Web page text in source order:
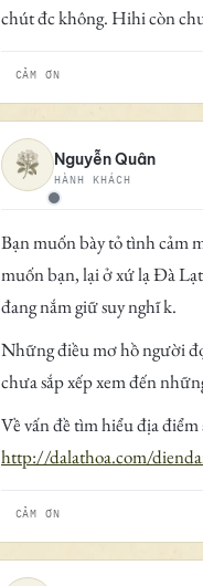
chút đc không. Hihi còn
CẢM ƠN
Ngoại tuyến
Nguyễn Quân
HÀNH KHÁCH
Bạn muốn bày tỏ tình cảm
muốn bạn, lại ở xứ lạ Đà
đang nắm giữ suy nghĩ k.
Những điều mơ hồ người
chưa sắp xếp xem đến
Về vấn đề tìm hiểu địa
http://dalathoa.com/
CẢM ƠN